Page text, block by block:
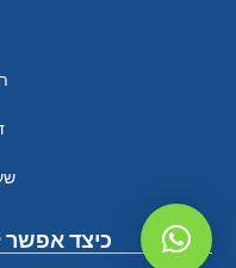
כיצד אפשר